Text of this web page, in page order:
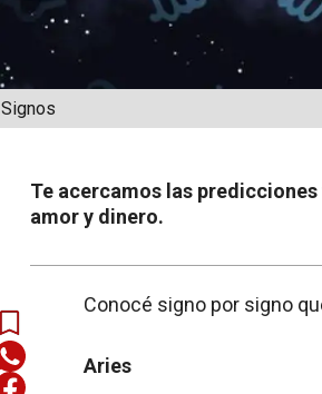
Signos
Te acercamos las
amor y dinero.
Conocé signo por signo
Aries